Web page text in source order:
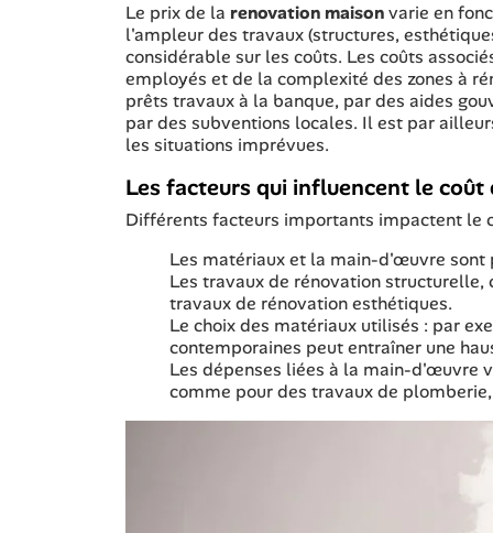
Le prix de la renovation maisonvarie en
l'ampleur des travaux (structures,
considérable sur les coûts. Les coûts
employés et de la complexité des zones à
prêts travaux à la banque, par des aides
par des subventions locales. Il est par
les situations imprévues.
Les facteurs qui influencent le
Différents facteurs importants impactent le
Les matériaux et la main-d'œuvre sont
Les travaux de rénovation
travaux de rénovation esthétiques.
Le choix des matériaux utilisés : par
contemporaines peut entraîner une
Les dépenses liées à la main-d'œuvre
comme pour des travaux de